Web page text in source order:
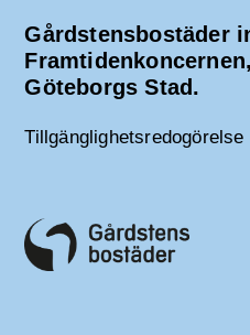
Gårdstensbostäder
Göteborgs Stad.
Tillgänglighetsredogörelse